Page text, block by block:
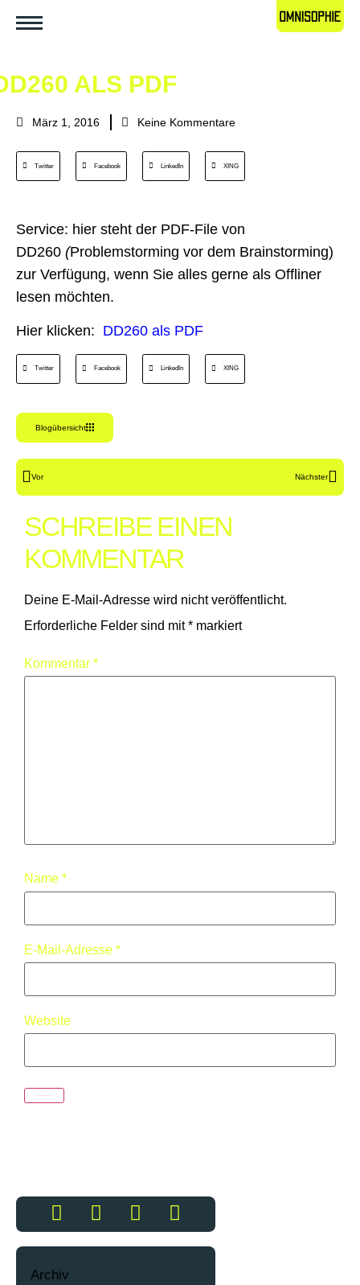
ALS PDF
März 1, 2016 Keine Kommentare
Twitter Facebook LinkedIn XING
Service: hier steht der PDF-File von
DD260 (Problemstorming vor dem Brainstorming)
zur Verfügung, wenn Sie alles gerne als Offliner
lesen möchten.
Hier klicken: DD260 als PDF
Twitter Facebook LinkedIn XING
Blogübersicht
Vor Nächster
SCHREIBE EINEN
KOMMENTAR
Deine E-Mail-Adresse wird nicht veröffentlicht.
Erforderliche Felder sind mit* markiert
Kommentar *
Name *
E-Mail-Adresse *
Website
Archiv